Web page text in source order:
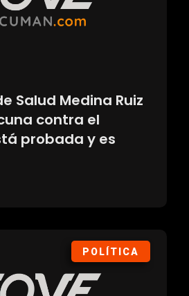
Salud Medina Ruiz
contra el
probada y es
POLÍTICA